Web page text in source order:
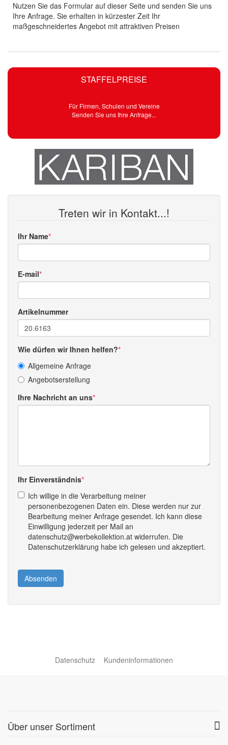
STAFFELPREISE
Für Firmen, Schulen und Vereine
Senden Sie uns Ihre Anfrage...
Treten wir in Kontakt...!
Ihr Name
E-mail
Artikelnummer
Wie dürfen wir Ihnen helfen?
Allgemeine Anfrage
Angebotserstellung
Ihre Nachricht an uns
Ihr Einverständnis
Ich willige in die Verarbeitung meiner
personenbezogenen Daten ein. Diese werden nur zur
Bearbeitung meiner Anfrage gesendet. Ich kann diese
Einwilligung jederzeit per Mail an
datenschutz@werbekollektion.at widerrufen. Die
Datenschutzerklärung habe ich gelesen und akzeptiert.
Absenden
Nutzen Sie das Formular auf dieser Seite und senden Sie uns
Ihre Anfrage. Sie erhalten in kürzester Zeit Ihr
maßgeschneidertes Angebot mit attraktiven Preisen
Datenschutz Kundeninformationen
Über unser Sortiment